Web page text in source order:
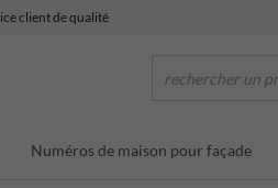
client de qualité
rechercher un
Numéros de maison pour façade